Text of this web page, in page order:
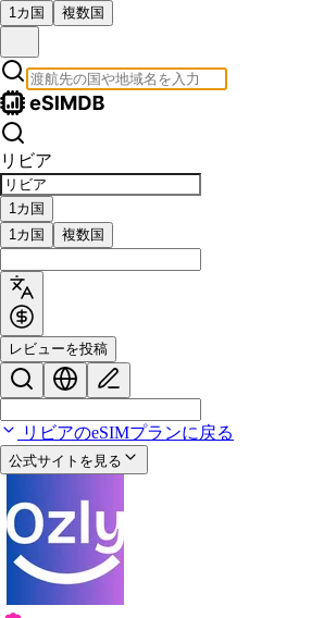
1カ国 複数国
リビア
1カ国
1カ国
複数国
レビューを投稿
リビアのeSIMプランに戻る
公式サイトを見る